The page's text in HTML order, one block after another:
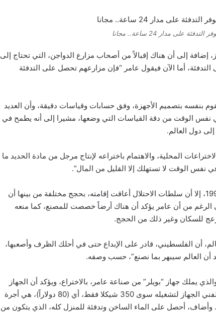
على مدار 24 ساعة.. مجانا
إضافة إلى أن هناك إقبالاً من أصحاب مزارع الدواجن، التي تحتاج إلى
أما الآن فيقول عامر “فإن مزارعهم تحصل على التدفئة
بنفسه بتصميم الأجهزة، وفق حسابات وقياسات دقيقة، وأن العديد
نفس الوقت من دقة القياسات التي وضعها، مشيرا إلى أنه يطمح في
دول العالم.
المحلية، والاهتمام باختراعه لإنتاج مرجل من مادة الحديد ما
نفس الوقت لا تستهلك إلا القليل من المال”.
وأكد عامر، أنه حصل على ترخيص لإقامة مصنع منذ عام 1993، إلا أن سلطات الاحتلال أعاقت إقامته، بحجج مختلفة من بينها أن
على الرغم من أن عامر يؤكد أن هناك أرضاً خصصت للمصنع، كما منعه
للسكان وغير ذلك من الحجج.
أن الفلسطيني، قادر على الإبداع حتى في أحلك الظرف وأصعبها،
أن العالم سيبهر بما نصنع”، حسب وصفه.
يملك جهاز “بويلر” من صناعة عامر، بالاختراع، ويؤكد أن الجهاز
يوفر “تدفئة رخيصة جداً”، ويقول: “على مدار عامين، لم يكلفني الجهاز لتشغيله سوى 350 شيكلا فقط، أي (80 دولاراً)، هي أجرة
أحصل على الماء الساخن وتدفئة للمنزل كله، الذي يتكون من